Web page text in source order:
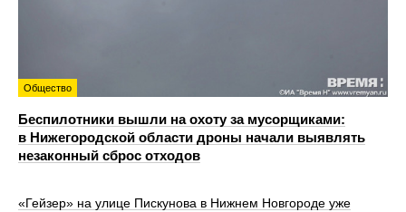
Общество
Беспилотники вышли на охоту за мусорщиками:
в Нижегородской области дроны начали выявлять
незаконный сброс отходов
«Гейзер» на улице Пискунова в Нижнем Новгороде уже